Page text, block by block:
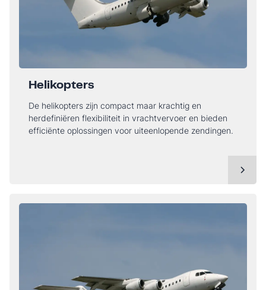
Helikopters
De helikopters zijn compact maar krachtig en
herdefiniëren flexibiliteit in vrachtvervoer en bieden
efficiënte oplossingen voor uiteenlopende zendingen.